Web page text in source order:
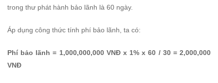
trong thư phát hành bảo lãnh là 60 ngày.
Áp dụng công thức tính phí bảo lãnh, ta có:
Phí bảo lãnh = 1,000,000,000 VNĐ x 1% x 60 / 30 = 2,000,000
VNĐ